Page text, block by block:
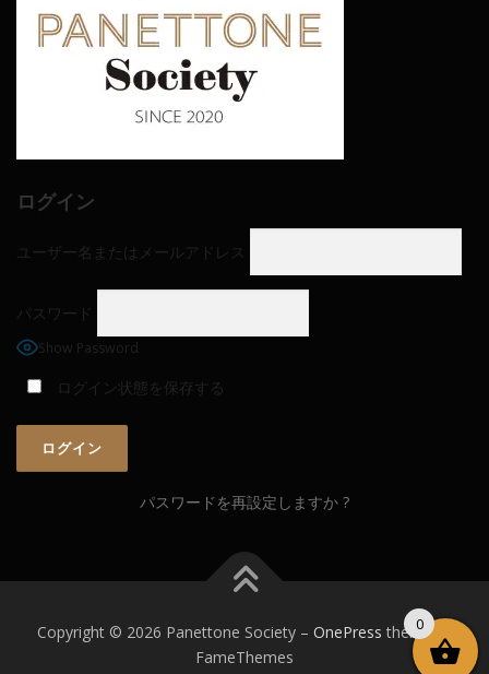
ログイン
ユーザー名またはメールアドレス
パスワード
Show Password
ログイン状態を保存する
パスワードを再設定しますか ?
Copyright © 2026 Panettone Society – OnePress theme by
FameThemes
0